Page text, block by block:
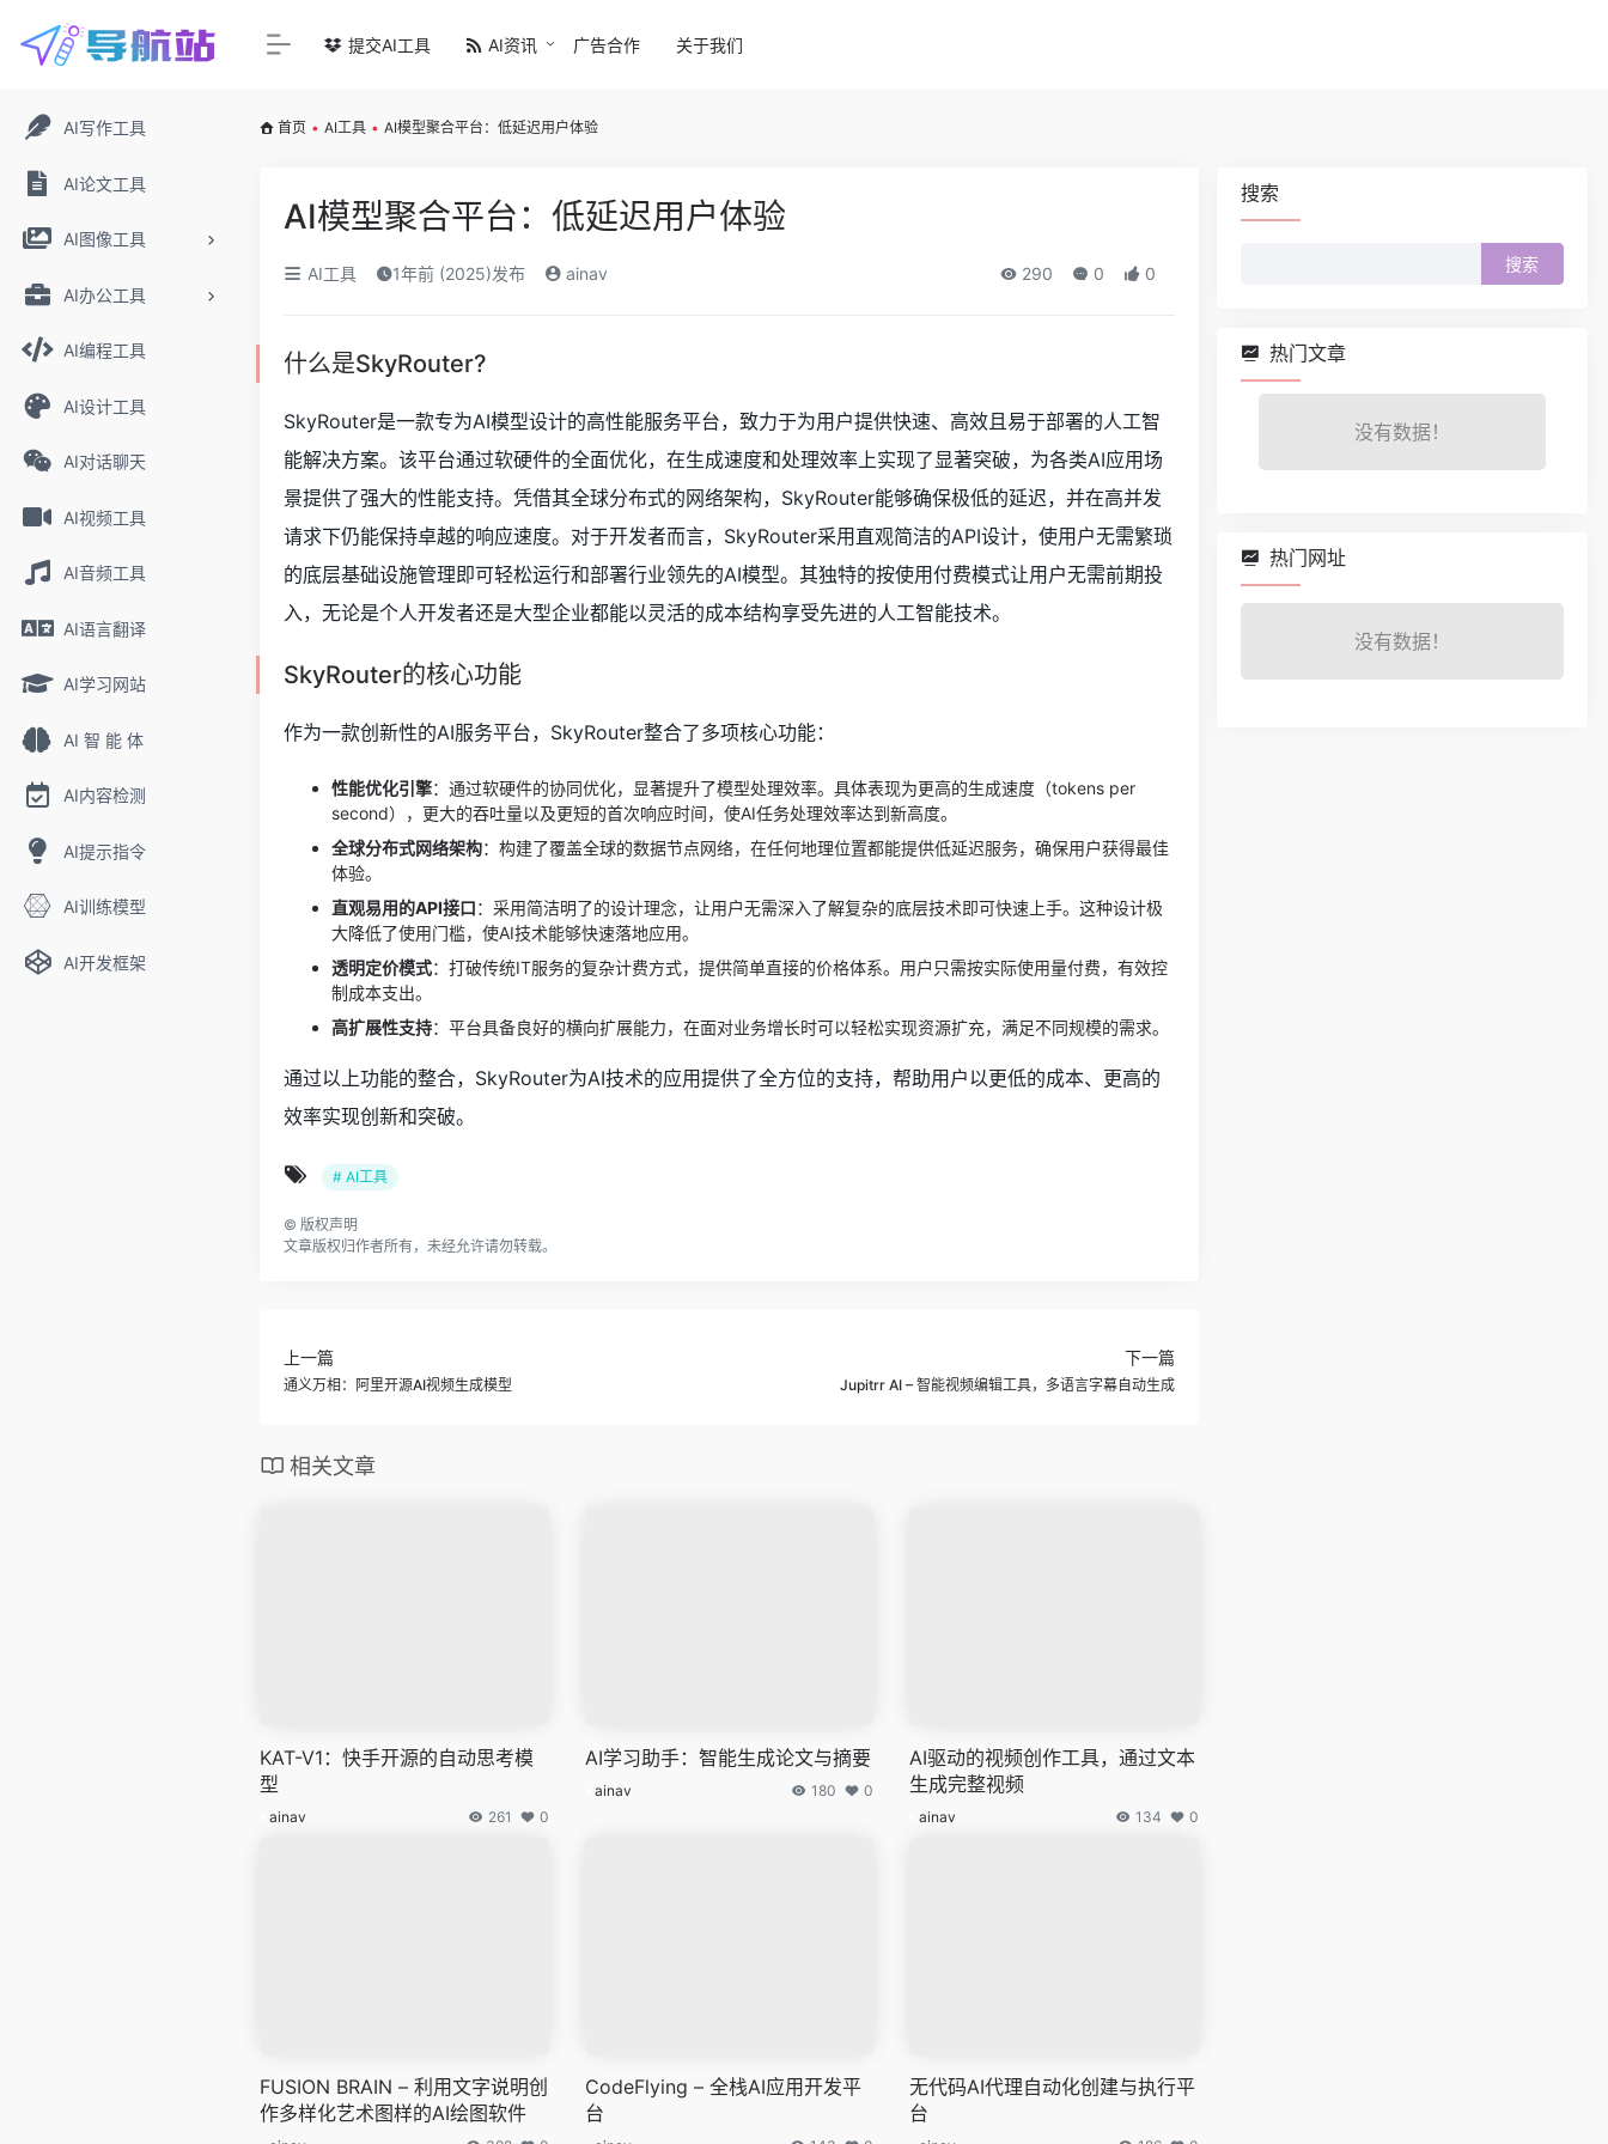
AI写作工具
AI论文工具
AI图像工具
AI办公工具
AI编程工具
AI设计工具
AI对话聊天
AI视频工具
AI音频工具
AI语言翻译
AI学习网站
AI 智 能 体
AI内容检测
AI提示指令
AI训练模型
AI开发框架
提交AI工具 AI资讯 广告合作 关于我们
首页 • AI工具 • AI模型聚合平台：低延迟用户体验
AI模型聚合平台：低延迟用户体验
AI工具 1年前 (2025)发布 ainav 290 0 0
什么是SkyRouter?
SkyRouter是一款专为AI模型设计的高性能服务平台，致力于为用户提供快速、高效且易于部署的人工智
能解决方案。该平台通过软硬件的全面优化，在生成速度和处理效率上实现了显著突破，为各类AI应用场
景提供了强大的性能支持。凭借其全球分布式的网络架构，SkyRouter能够确保极低的延迟，并在高并发
请求下仍能保持卓越的响应速度。对于开发者而言，SkyRouter采用直观简洁的API设计，使用户无需繁琐
的底层基础设施管理即可轻松运行和部署行业领先的AI模型。其独特的按使用付费模式让用户无需前期投
入，无论是个人开发者还是大型企业都能以灵活的成本结构享受先进的人工智能技术。
SkyRouter的核心功能
作为一款创新性的AI服务平台，SkyRouter整合了多项核心功能：
性能优化引擎：通过软硬件的协同优化，显著提升了模型处理效率。具体表现为更高的生成速度（tokens per
second），更大的吞吐量以及更短的首次响应时间，使AI任务处理效率达到新高度。
全球分布式网络架构：构建了覆盖全球的数据节点网络，在任何地理位置都能提供低延迟服务，确保用户获得最佳
体验。
直观易用的API接口：采用简洁明了的设计理念，让用户无需深入了解复杂的底层技术即可快速上手。这种设计极
大降低了使用门槛，使AI技术能够快速落地应用。
透明定价模式：打破传统IT服务的复杂计费方式，提供简单直接的价格体系。用户只需按实际使用量付费，有效控
制成本支出。
高扩展性支持：平台具备良好的横向扩展能力，在面对业务增长时可以轻松实现资源扩充，满足不同规模的需求。
通过以上功能的整合，SkyRouter为AI技术的应用提供了全方位的支持，帮助用户以更低的成本、更高的
效率实现创新和突破。
# AI工具
© 版权声明
文章版权归作者所有，未经允许请勿转载。
上一篇
通义万相：阿里开源AI视频生成模型
下一篇
Jupitrr AI – 智能视频编辑工具，多语言字幕自动生成
相关文章
KAT-V1：快手开源的自动思考模
型
ainav 261 0
AI学习助手：智能生成论文与摘要
ainav 180 0
AI驱动的视频创作工具，通过文本
生成完整视频
ainav 134 0
FUSION BRAIN – 利用文字说明创
作多样化艺术图样的AI绘图软件
CodeFlying – 全栈AI应用开发平
台
无代码AI代理自动化创建与执行平
台
搜索
热门文章
没有数据！
热门网址
没有数据！